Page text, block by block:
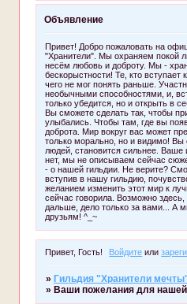
Объявление
Привет! Добро пожаловать на
"Хранители". Мы охраняем покой
несём любовь и доброту. Мы -
бескорыстности! Те, кто вступает
чего не мог понять раньше.
необычными способностями, и,
только убедится, но и открыть в
Вы сможете сделать так, чтобы
улыбались. Чтобы там, где вы
доброта. Мир вокруг вас может
только морально, но и видимо!
людей, становится сильнее. Ваше
нет, мы не описываем сейчас
- о нашей гильдии. Не верите?
вступив в нашу гильдию,
желанием изменить этот мир к
сейчас говорила. Возможно
дальше, дело только за вами... А
друзьям! ^_~
Привет, Гость! Войдите или
» Гильдия "Хранители
» Ваши пожелания для